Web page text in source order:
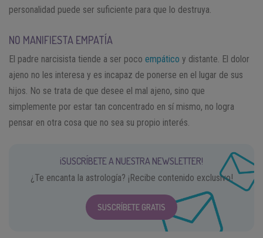
personalidad puede ser suficiente para que lo destruya.
NO MANIFIESTA EMPATÍA
El padre narcisista tiende a ser poco empático y distante. El dolor
ajeno no les interesa y es incapaz de ponerse en el lugar de sus
hijos. No se trata de que desee el mal ajeno, sino que
simplemente por estar tan concentrado en sí mismo, no logra
pensar en otra cosa que no sea su propio interés.
¡SUSCRÍBETE A NUESTRA NEWSLETTER!
¿Te encanta la astrología? ¡Recibe contenido exclusivo!
SUSCRÍBETE GRATIS